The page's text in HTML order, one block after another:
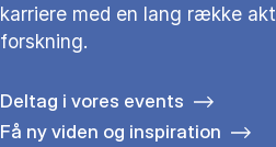
karriere med en lang række
forskning.
Deltag i vores events
Få ny viden og inspiration